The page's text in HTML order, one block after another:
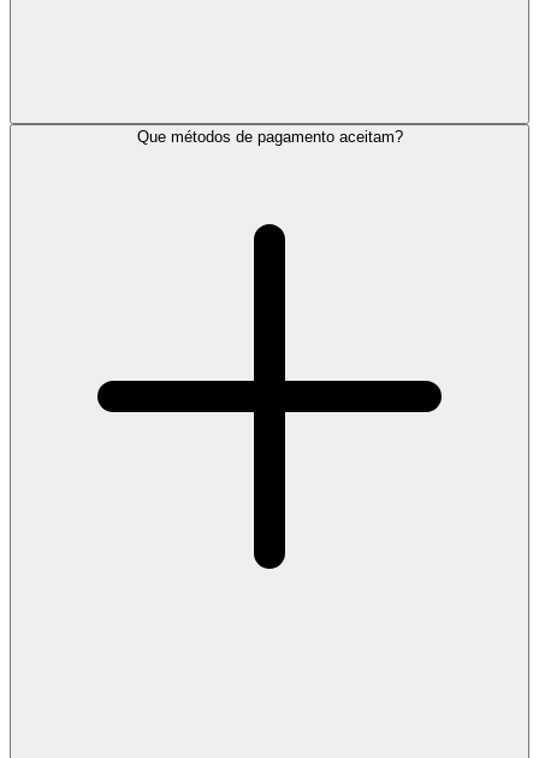
Que métodos de pagamento aceitam?